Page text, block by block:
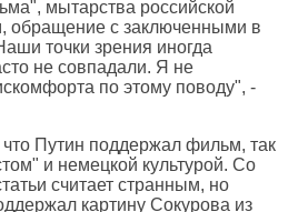
мытарства российской
обращение с заключенными в
точки зрения иногда
не совпадали. Я не
по этому поводу", -
что Путин поддержал фильм, так
и немецкой культурой. Со
считает странным, но
картину Сокурова из